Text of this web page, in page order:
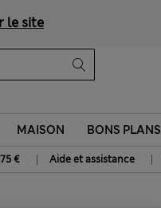
le site
MAISON BONS PLANS
€ | Aide et assistance |